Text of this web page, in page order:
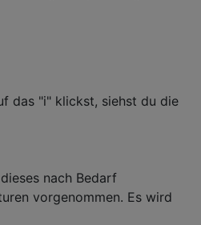
das "i" klickst, siehst du die
nach Bedarf
vorgenommen. Es wird